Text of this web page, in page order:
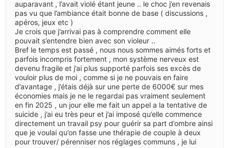
auparavant , l’avait violé étant jeune .. le choc j’en revenais
pas vu que l’ambiance était bonne de base ( discussions ,
apéros, jeux etc )
Je crois que j’arrivai pas à comprendre comment elle
pouvait s’entendre bien avec son violeur ..
Bref le temps est passé , nous nous sommes aimés forts et
parfois incompris fortement , mon système nerveux est
devenu fragile et j’ai plus supporté parfois ses excès de
vouloir plus de moi , comme si je ne pouvais en faire
d’avantage , j’étais déjà sur une perte de 6000€ sur mes
économies mais je ne le regardai pas vraiment seulement
en fin 2025 , un jour elle me fait un appel a la tentative de
suicide , j’ai eu très peur et j’ai imposé qu’elle commence
directement un travail psy pour guérir sa part d’ombre ainsi
que je voulai qu’on fasse une thérapie de couple à deux
pour trouver/ pérenniser nos réglages communs , je lui